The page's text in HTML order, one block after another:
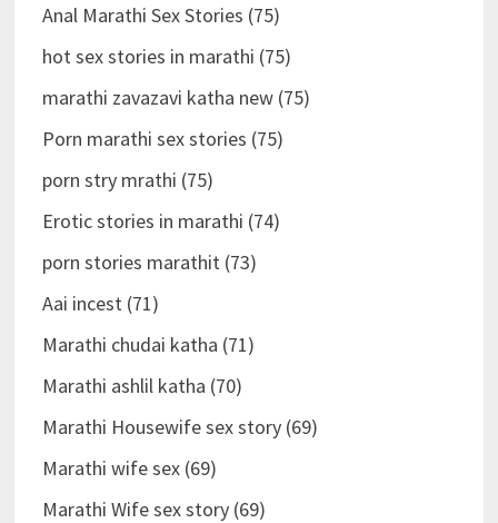
Anal Marathi Sex Stories (75)
hot sex stories in marathi (75)
marathi zavazavi katha new (75)
Porn marathi sex stories (75)
porn stry mrathi (75)
Erotic stories in marathi (74)
porn stories marathit (73)
Aai incest (71)
Marathi chudai katha (71)
Marathi ashlil katha (70)
Marathi Housewife sex story (69)
Marathi wife sex (69)
Marathi Wife sex story (69)